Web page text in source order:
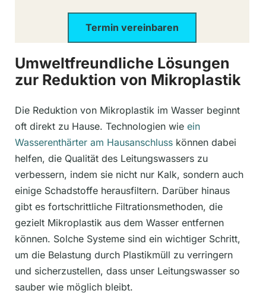
Termin vereinbaren
Umweltfreundliche Lösungen
zur Reduktion von Mikroplastik
Die Reduktion von Mikroplastik im Wasser beginnt
oft direkt zu Hause. Technologien wie ein
Wasserenthärter am Hausanschluss können dabei
helfen, die Qualität des Leitungswassers zu
verbessern, indem sie nicht nur Kalk, sondern auch
einige Schadstoffe herausfiltern. Darüber hinaus
gibt es fortschrittliche Filtrationsmethoden, die
gezielt Mikroplastik aus dem Wasser entfernen
können. Solche Systeme sind ein wichtiger Schritt,
um die Belastung durch Plastikmüll zu verringern
und sicherzustellen, dass unser Leitungswasser so
sauber wie möglich bleibt.